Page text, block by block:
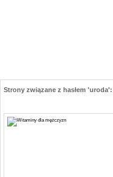
Strony związane z hasłem 'uroda':